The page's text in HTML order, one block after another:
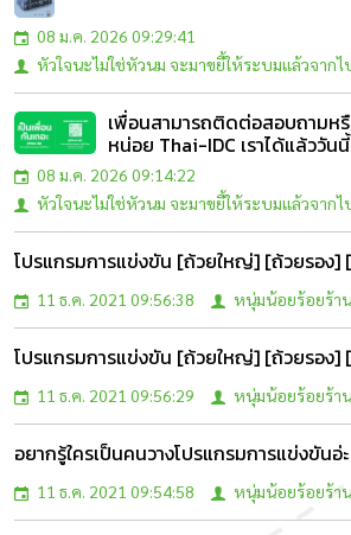
08 ม.ค. 2026 09:29:41
หัวใจนะไม่ใช่หัวนม จะมาขยี้ให้ระบมแล้วจากไ
เพื่อนสามารถติดต่อสอบถามห
หน่อย Thai-IDC เราได้แล้ววันนี้
08 ม.ค. 2026 09:14:22
หัวใจนะไม่ใช่หัวนม จะมาขยี้ให้ระบมแล้วจากไ
โปรแกรมการแข่งขัน [ถ้วยใหญ่] [ถ้วยรอง]
11 ธ.ค. 2021 09:56:38 หนุ่มน้อยร้อยร้าน
โปรแกรมการแข่งขัน [ถ้วยใหญ่] [ถ้วยรอง]
11 ธ.ค. 2021 09:56:29 หนุ่มน้อยร้อยร้าน
อยากรู้ใครเป็นคนวางโปรแกรมการแข่งขันอ่ะ
11 ธ.ค. 2021 09:54:58 หนุ่มน้อยร้อยร้าน